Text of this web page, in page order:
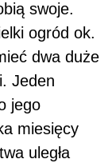
swoje.
ogród ok.
dwa duże
Jeden
jego
miesięcy
uległa